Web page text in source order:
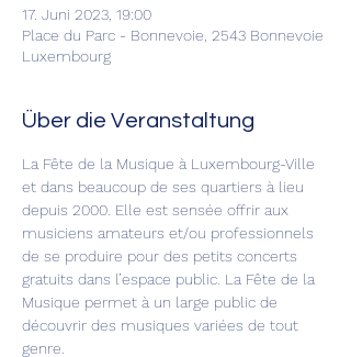
17. Juni 2023, 19:00
Place du Parc - Bonnevoie, 2543 Bonnevoie
Luxembourg
Über die Veranstaltung
La Fête de la Musique à Luxembourg-Ville
et dans beaucoup de ses quartiers à lieu
depuis 2000. Elle est sensée offrir aux
musiciens amateurs et/ou professionnels
de se produire pour des petits concerts
gratuits dans l’espace public. La Fête de la
Musique permet à un large public de
découvrir des musiques variées de tout
genre.